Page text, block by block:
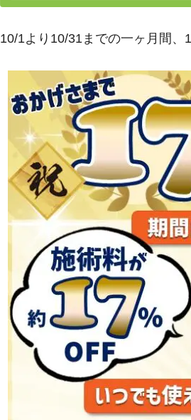
10/1より10/31までの一ヶ月間、